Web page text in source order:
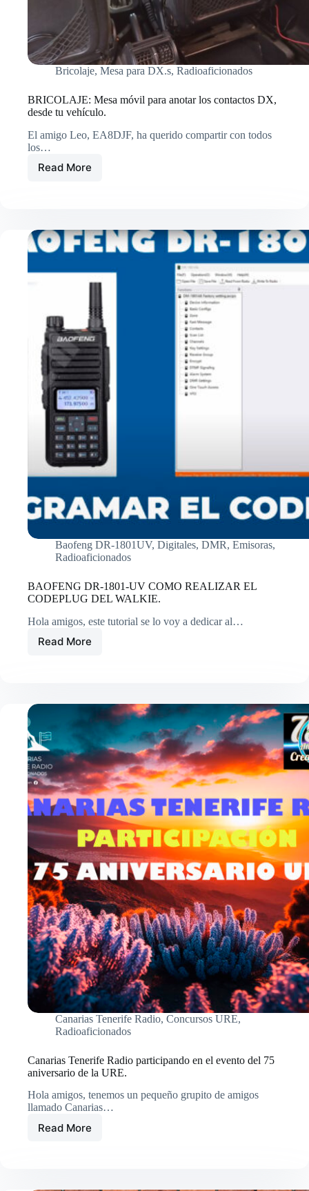
Bricolaje, Mesa para DX.s, Radioaficionados
BRICOLAJE: Mesa móvil para anotar los contactos DX,
desde tu vehículo.
El amigo Leo, EA8DJF, ha querido compartir con todos
los…
Read MoreBRICOLAJE:
los
contactos
vehículo.
Baofeng DR-1801UV, Digitales, DMR, Emisoras,
Radioaficionados
BAOFENG DR-1801-UV COMO REALIZAR EL
CODEPLUG DEL WALKIE.
Hola amigos, este tutorial se lo voy a dedicar al…
Read More
BAOFENG
REALIZAR
EL
CODEPLUG
DEL
WALKIE.
Canarias Tenerife Radio, Concursos URE,
Radioaficionados
Canarias Tenerife Radio participando en el evento del 75
aniversario de la URE.
Hola amigos, tenemos un pequeño grupito de amigos
llamado Canarias…
Read More
Canarias